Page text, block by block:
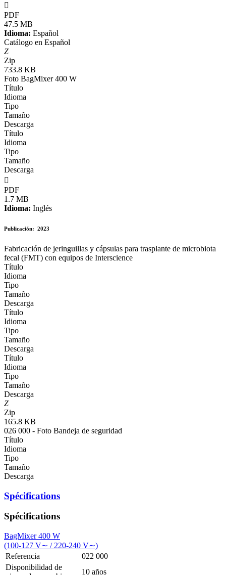

PDF
47.5 MB
Idioma: Español
Catálogo en Español
Z
Zip
733.8 KB
Foto BagMixer 400 W
Título
Idioma
Tipo
Tamaño
Descarga
Título
Idioma
Tipo
Tamaño
Descarga

PDF
1.7 MB
Idioma: Inglés
Publicación: 2023
Fabricación de jeringuillas y cápsulas para trasplante de microbiota
fecal (FMT) con equipos de Interscience
Título
Idioma
Tipo
Tamaño
Descarga
Título
Idioma
Tipo
Tamaño
Descarga
Título
Idioma
Tipo
Tamaño
Descarga
Z
Zip
165.8 KB
026 000 - Foto Bandeja de seguridad
Título
Idioma
Tipo
Tamaño
Descarga
Spécifications
Spécifications
BagMixer 400 W
(100-127 V∼ / 220-240 V∼)
Referencia
022 000
Disponibilidad de
10 años